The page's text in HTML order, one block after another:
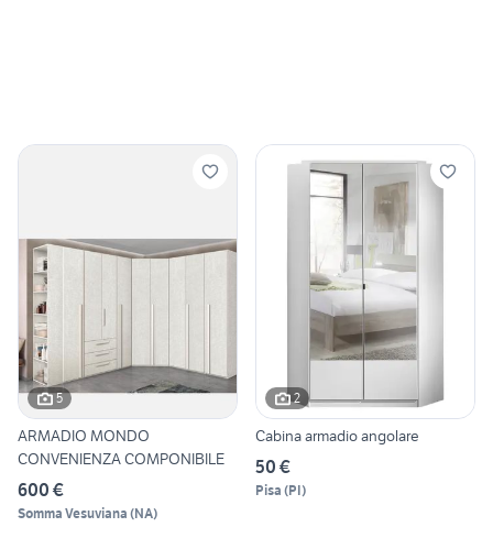
5
ARMADIO MONDO
CONVENIENZA COMPONIBILE
600 €
Somma Vesuviana (NA)
2
Cabina armadio angolare
50 €
Pisa (PI)